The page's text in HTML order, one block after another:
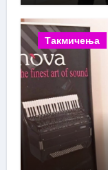
Такмичења